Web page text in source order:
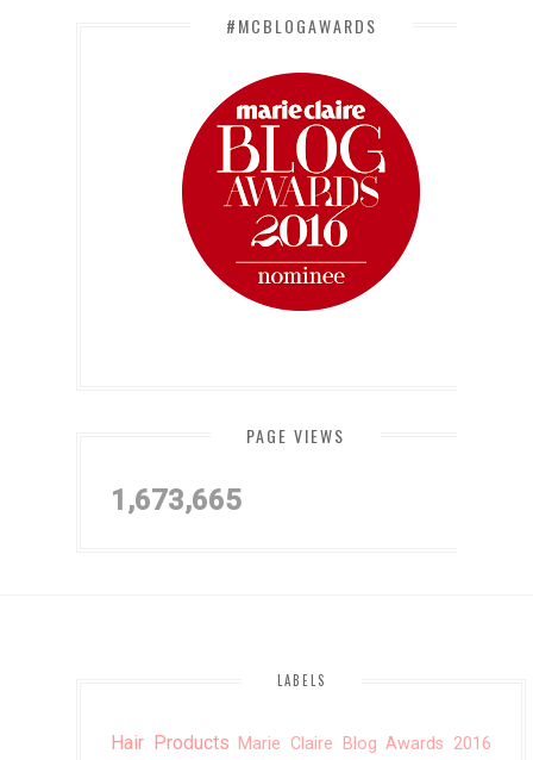
#MCBLOGAWARDS
PAGE VIEWS
1,673,665
LABELS
Hair Products Marie Claire Blog Awards 2016